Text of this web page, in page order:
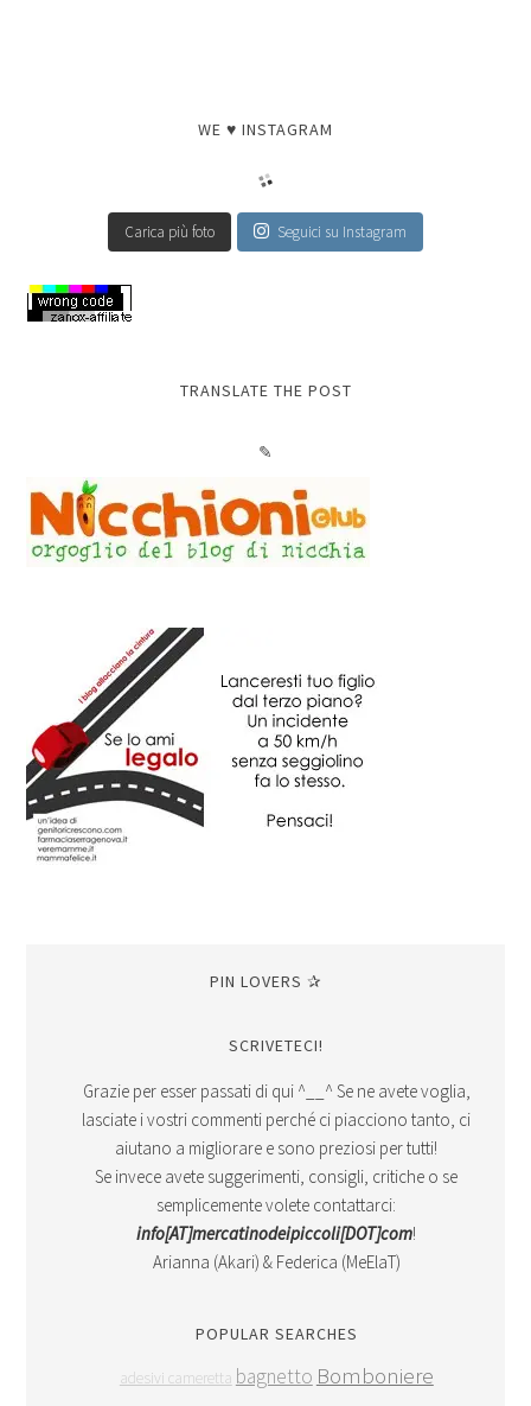
WE ♥ INSTAGRAM
Carica più foto Seguici su Instagram
TRANSLATE THE POST
✎
PIN LOVERS ✰
SCRIVETECI!
Grazie per esser passati di qui ^__^ Se ne avete voglia,
lasciate i vostri commenti perché ci piacciono tanto, ci
aiutano a migliorare e sono preziosi per tutti!
Se invece avete suggerimenti, consigli, critiche o se
semplicemente volete contattarci:
info[AT]mercatinodeipiccoli[DOT]com!
Arianna (Akari) & Federica (MeElaT)
POPULAR SEARCHES
adesivi cameretta bagnetto Bomboniere